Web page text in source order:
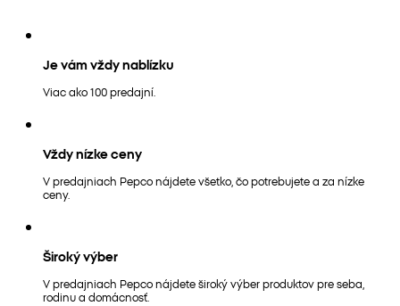
Je vám vždy nablízku
Viac ako 100 predajní.
Vždy nízke ceny
V predajniach Pepco nájdete všetko, čo potrebujete a za nízke
ceny.
Široký výber
V predajniach Pepco nájdete široký výber produktov pre seba,
rodinu a domácnosť.